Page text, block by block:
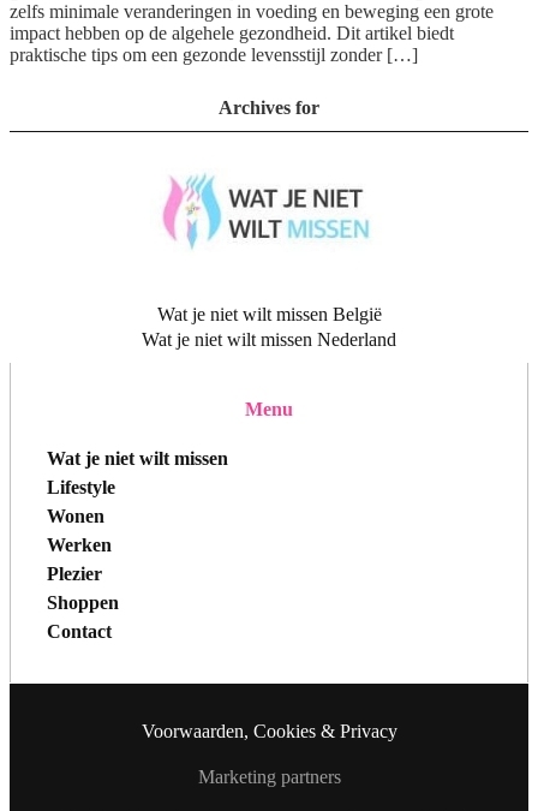
zelfs minimale veranderingen in voeding en beweging een grote
impact hebben op de algehele gezondheid. Dit artikel biedt
praktische tips om een gezonde levensstijl zonder […]
Archives for
Wat je niet wilt missen België
Wat je niet wilt missen Nederland
Menu
Wat je niet wilt missen
Lifestyle
Wonen
Werken
Plezier
Shoppen
Contact
Voorwaarden, Cookies & Privacy
Marketing partners